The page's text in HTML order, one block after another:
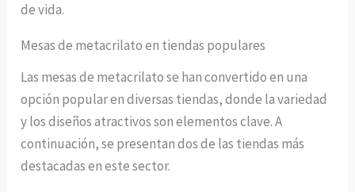
de vida.
Mesas de metacrilato en tiendas populares
Las mesas de metacrilato se han convertido en una
opción popular en diversas tiendas, donde la variedad
y los diseños atractivos son elementos clave. A
continuación, se presentan dos de las tiendas más
destacadas en este sector.